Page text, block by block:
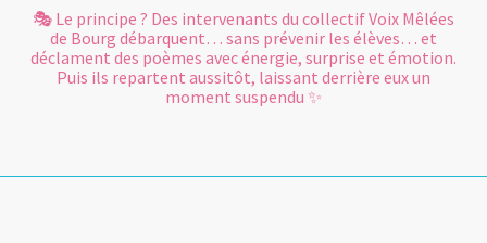
🎭 Le principe ? Des intervenants du collectif Voix Mêlées
de Bourg débarquent… sans prévenir les élèves… et
déclament des poèmes avec énergie, surprise et émotion.
Puis ils repartent aussitôt, laissant derrière eux un
moment suspendu ✨